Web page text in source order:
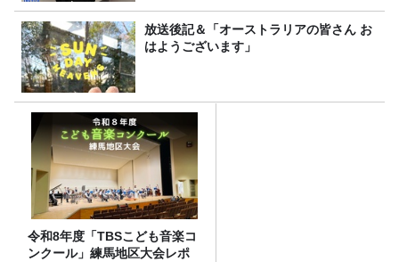
放送後記＆「オーストラリアの皆さん お
はようございます」
令和8年度「TBSこども音楽コ
ンクール」練馬地区大会レポ